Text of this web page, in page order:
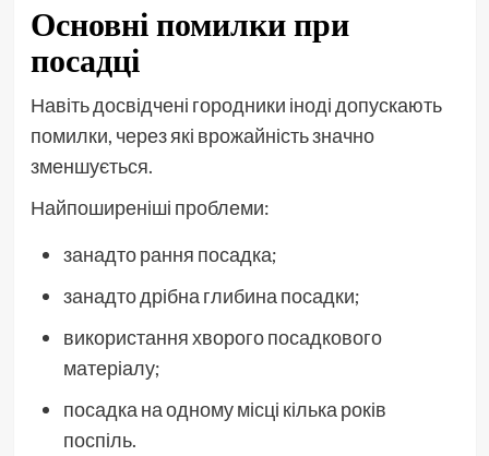
Основні помилки при
посадці
Навіть досвідчені городники іноді допускають
помилки, через які врожайність значно
зменшується.
Найпоширеніші проблеми:
занадто рання посадка;
занадто дрібна глибина посадки;
використання хворого посадкового
матеріалу;
посадка на одному місці кілька років
поспіль.